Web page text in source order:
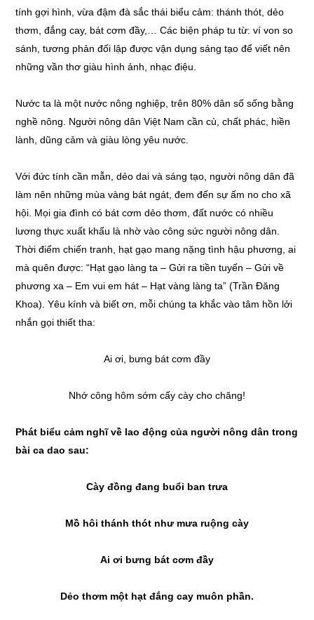
tính gợi hình, vừa đậm đà sắc thái biểu cảm: thánh thót, dẻo
thơm, đắng cay, bát cơm đầy,… Các biện pháp tu từ: ví von so
sánh, tương phản đối lập được vận dụng sáng tạo để viết nên
những vần thơ giàu hình ảnh, nhạc điệu.
Nước ta là một nước nông nghiệp, trên 80% dân số sống bằng
nghề nông. Người nông dân Việt Nam cần cù, chất phác, hiền
lành, dũng cảm và giàu lòng yêu nước.
Với đức tính cần mẫn, dẻo dai và sáng tạo, người nông dân đã
làm nên những mùa vàng bát ngát, đem đến sự ấm no cho xã
hội. Mọi gia đình có bát cơm dẻo thơm, đất nước có nhiều
lương thực xuất khẩu là nhờ vào công sức người nông dân.
Thời điểm chiến tranh, hạt gạo mang nặng tình hậu phương, ai
mà quên được: “Hạt gạo làng ta – Gửi ra tiền tuyến – Gửi về
phương xa – Em vui em hát – Hạt vàng làng ta” (Trần Đăng
Khoa). Yêu kính và biết ơn, mỗi chúng ta khắc vào tâm hồn lởi
nhắn gọi thiết tha:
Ai ơi, bưng bát cơm đầy
Nhớ công hôm sớm cấy cày cho chăng!
Phát biểu cảm nghĩ về lao động của người nông dân trong
bài ca dao sau:
Cày đồng đang buổi ban trưa
Mồ hôi thánh thót như mưa ruộng cày
Ai ơi bưng bát cơm đầy
Dẻo thơm một hạt đắng cay muôn phần.